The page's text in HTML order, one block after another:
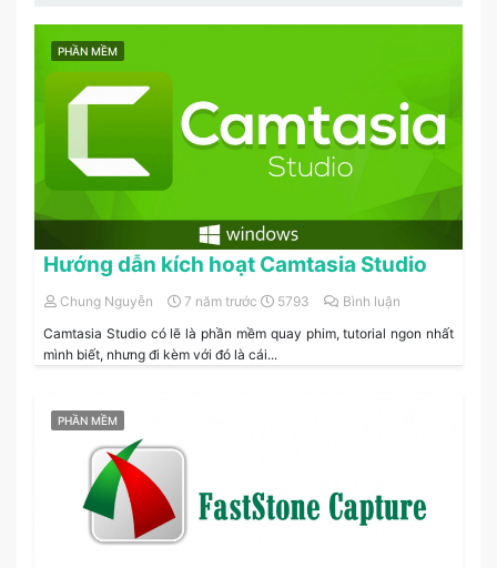
PHẦN MỀM
Hướng dẫn kích hoạt Camtasia Studio
Chung Nguyễn 7 năm trước 5793
Bình luận
Camtasia Studio có lẽ là phần mềm quay phim, tutorial ngon nhất
mình biết, nhưng đi kèm với đó là cái...
PHẦN MỀM